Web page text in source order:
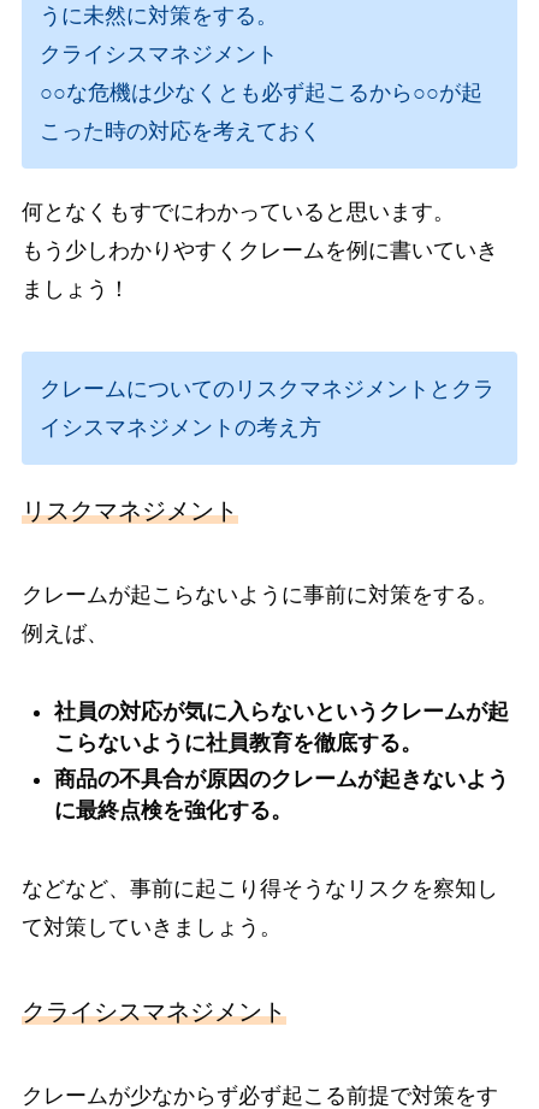
うに未然に対策をする。
クライシスマネジメント
○○な危機は少なくとも必ず起こるから○○が起
こった時の対応を考えておく
何となくもすでにわかっていると思います。
もう少しわかりやすくクレームを例に書いていき
ましょう！
クレームについてのリスクマネジメントとクラ
イシスマネジメントの考え方
リスクマネジメント
クレームが起こらないように事前に対策をする。
例えば、
社員の対応が気に入らないというクレームが起
こらないように社員教育を徹底する。
商品の不具合が原因のクレームが起きないよう
に最終点検を強化する。
などなど、事前に起こり得そうなリスクを察知し
て対策していきましょう。
クライシスマネジメント
クレームが少なからず必ず起こる前提で対策をす